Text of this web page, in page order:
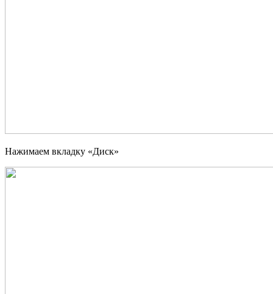
Нажимаем вкладку «Диск»